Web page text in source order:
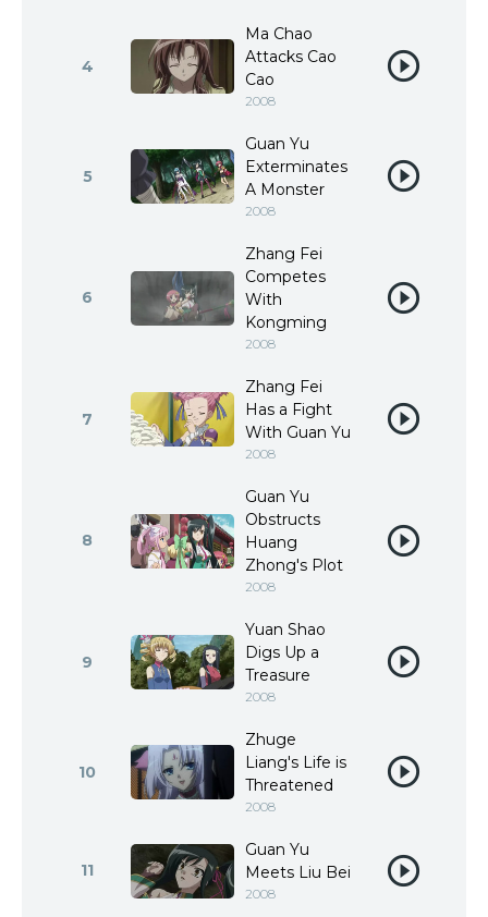
4
Ma Chao
Attacks Cao
Cao
2008
5
Guan Yu
Exterminates
A Monster
2008
6
Zhang Fei
Competes
With
Kongming
2008
7
Zhang Fei
Has a Fight
With Guan Yu
2008
8
Guan Yu
Obstructs
Huang
Zhong's Plot
2008
9
Yuan Shao
Digs Up a
Treasure
2008
10
Zhuge
Liang's Life is
Threatened
2008
11
Guan Yu
Meets Liu Bei
2008